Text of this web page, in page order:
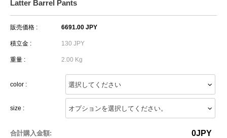
Latter Barrel Pants
販売価格 : 6691.00 JPY
積立金 : 130 JPY
重量 : 2.00 Kg
color :
size :
合計購入金額: 0JPY